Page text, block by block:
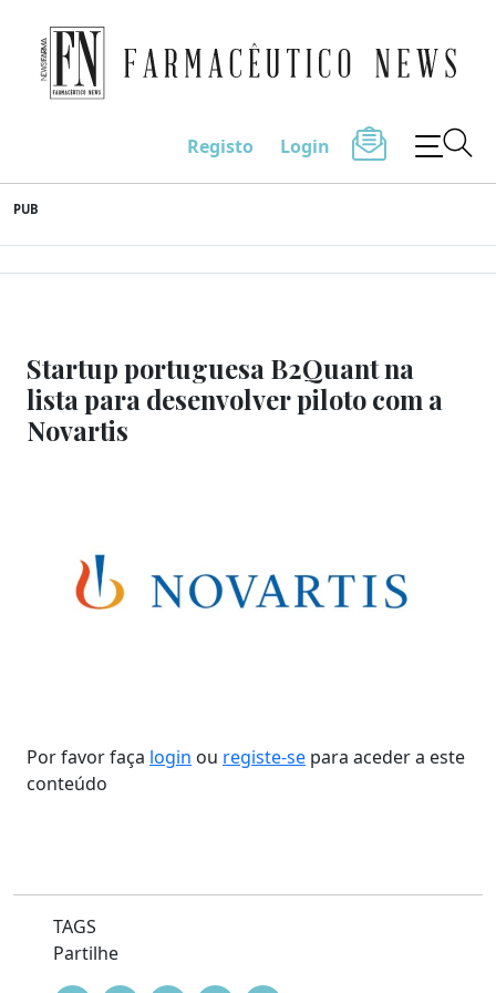
to
content
Farmacêutico News
Registo Login
PUB
Startup portuguesa B2Quant na
lista para desenvolver piloto com a
Novartis
Por favor faça login ou registe-se para aceder a este
conteúdo
TAGS
Partilhe